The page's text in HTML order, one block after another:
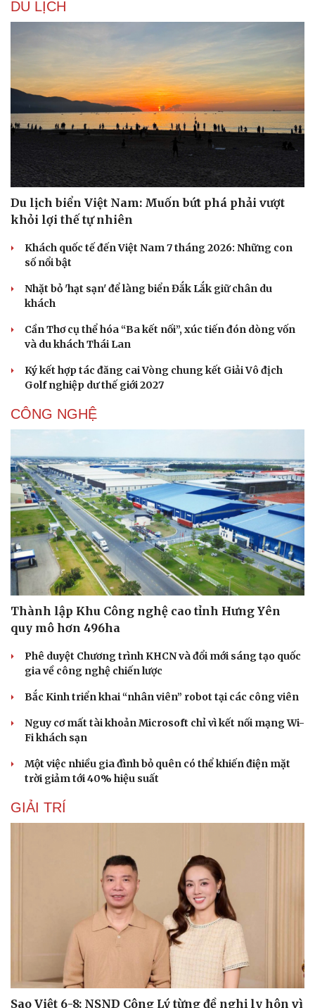
Sức khỏe
Dinh dưỡng - món ngon
Cây thuốc
Sản phụ khoa
Nhi khoa
Nam khoa
Làm đẹp - giảm cân
Phòng mạch online
Đời sống
Nhà đẹp
Blog
Tình yêu - Gia đình
DU LỊCH
Du lịch biển Việt Nam: Muốn bứt phá phải vượt
khỏi lợi thế tự nhiên
Khách quốc tế đến Việt Nam 7 tháng 2026: Những con
số nổi bật
Nhặt bỏ 'hạt sạn' để làng biển Đắk Lắk giữ chân du
khách
Cần Thơ cụ thể hóa “Ba kết nối”, xúc tiến đón dòng vốn
và du khách Thái Lan
Ký kết hợp tác đăng cai Vòng chung kết Giải Vô địch
Golf nghiệp dư thế giới 2027
CÔNG NGHỆ
Thành lập Khu Công nghệ cao tỉnh Hưng Yên
quy mô hơn 496ha
Phê duyệt Chương trình KHCN và đổi mới sáng tạo quốc
gia về công nghệ chiến lược
Bắc Kinh triển khai “nhân viên” robot tại các công viên
Nguy cơ mất tài khoản Microsoft chỉ vì kết nối mạng Wi-
Fi khách sạn
Một việc nhiều gia đình bỏ quên có thể khiến điện mặt
trời giảm tới 40% hiệu suất
GIẢI TRÍ
Sao Việt 6-8: NSND Công Lý từng đề nghị ly hôn vì